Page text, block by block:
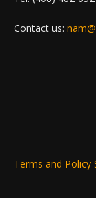
Contact us:
Terms and Policy